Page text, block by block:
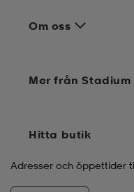
Om oss
Mer från Stadium
Hitta butik
Adresser och öppettider